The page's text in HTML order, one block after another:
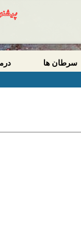
سرطان ها